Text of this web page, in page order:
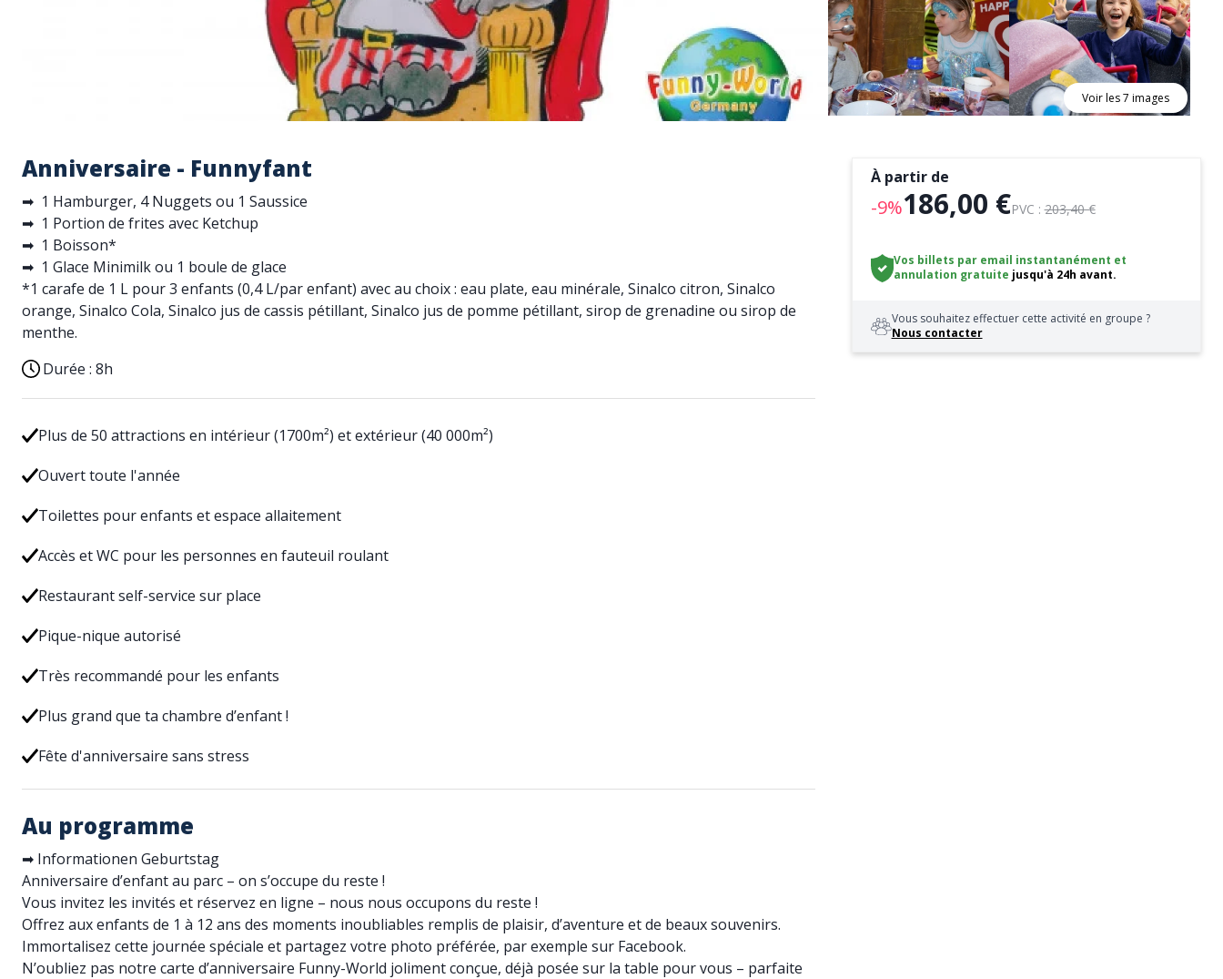
Voir les 7 images
Anniversaire - Funnyfant
➡ 1 Hamburger, 4 Nuggets ou 1 Saussice
➡ 1 Portion de frites avec Ketchup
➡ 1 Boisson*
➡ 1 Glace Minimilk ou 1 boule de glace
*1 carafe de 1 L pour 3 enfants (0,4 L/par enfant) avec au choix : eau plate, eau minérale, Sinalco citron, Sinalco
orange, Sinalco Cola, Sinalco jus de cassis pétillant, Sinalco jus de pomme pétillant, sirop de grenadine ou sirop de
menthe.
Durée : 8h
Plus de 50 attractions en intérieur (1700m²) et extérieur (40 000m²)
Ouvert toute l'année
Toilettes pour enfants et espace allaitement
Accès et WC pour les personnes en fauteuil roulant
Restaurant self-service sur place
Pique-nique autorisé
Très recommandé pour les enfants
Plus grand que ta chambre d’enfant !
Fête d'anniversaire sans stress
Au programme
➡ Informationen Geburtstag
Anniversaire d’enfant au parc – on s’occupe du reste !
Vous invitez les invités et réservez en ligne – nous nous occupons du reste !
Offrez aux enfants de 1 à 12 ans des moments inoubliables remplis de plaisir, d’aventure et de beaux souvenirs.
Immortalisez cette journée spéciale et partagez votre photo préférée, par exemple sur Facebook.
N’oubliez pas notre carte d’anniversaire Funny-World joliment conçue, déjà posée sur la table pour vous – parfaite
À partir de
-9%186,00 €PVC :203,40 €
Vos billets par email instantanément et
annulation gratuite jusqu'à 24h avant.
Vous souhaitez effectuer cette activité en groupe ?
Nous contacter